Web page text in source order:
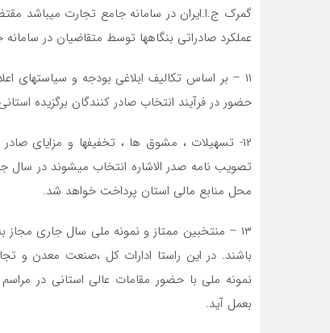
گمرک ج.ا.ایران در سامانه جامع تجارت میباشد
عملکرد صادراتی بنگاهها توسط متقاضیان در
١١ – بر اساس تکالیف ابلاغی بودجه و سیاستهای
حضور در فرآیند انتخاب صادر کنندگان برگزیده استانی شصت (۶۰)
تصویب نامه صدر الاشاره انتخاب میشوند در سال
محل منابع مالی استان پرداخت خواهد شد.
باشند. در این راستا ادارات کل ،صنعت معدن و
نمونه ملی با حضور مقامات عالی استانی در
بعمل آید.